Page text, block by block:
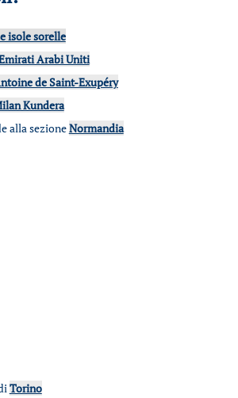
isole sorelle
Arabi Uniti
de Saint-Exupéry
Kundera
alla sezioneNormandia
Torino